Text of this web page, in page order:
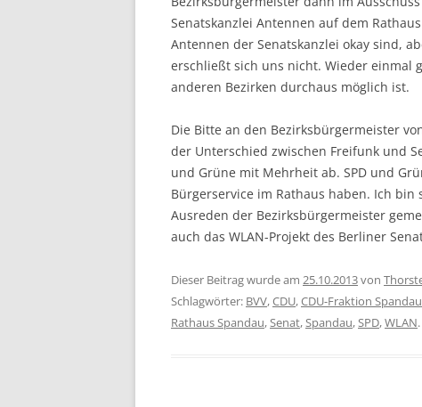
Senatskanzlei Antennen auf dem
Antennen der Senatskanzlei okay sind,
erschließt sich uns nicht. Wieder einmal
anderen Bezirken durchaus möglich ist.
Die Bitte an den Bezirksbürgermeister
der Unterschied zwischen Freifunk und
und Grüne mit Mehrheit ab. SPD und
Bürgerservice im Rathaus haben. Ich
Ausreden der Bezirksbürgermeister
auch das WLAN-Projekt des Berliner
Dieser Beitrag wurde am 25.10.2013von
Schlagwörter: BVV,CDU,CDU-Fraktion Spandau
Rathaus Spandau,Senat,Spandau,SPD,WLAN.